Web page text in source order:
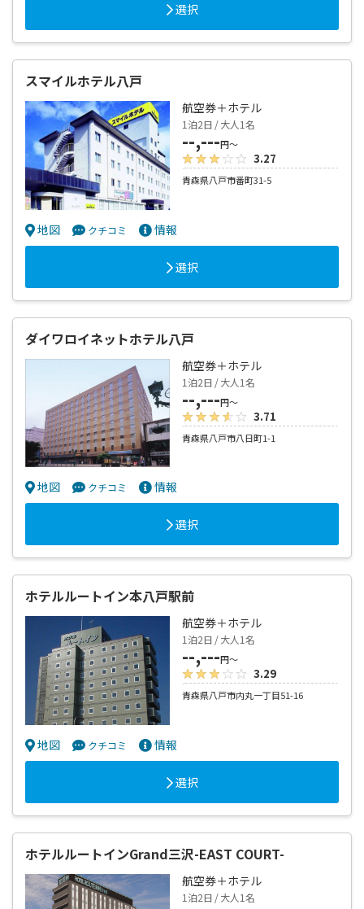
選択
スマイルホテル八戸
航空券＋ホテル
1泊2日 / 大人1名
--,---円～
3.27
青森県八戸市番町31-5
地図 クチコミ 情報
選択
ダイワロイネットホテル八戸
航空券＋ホテル
1泊2日 / 大人1名
--,---円～
3.71
青森県八戸市八日町1-1
地図 クチコミ 情報
選択
ホテルルートイン本八戸駅前
航空券＋ホテル
1泊2日 / 大人1名
--,---円～
3.29
青森県八戸市内丸一丁目51-16
地図 クチコミ 情報
選択
ホテルルートインGrand三沢-EAST COURT-
航空券＋ホテル
1泊2日 / 大人1名